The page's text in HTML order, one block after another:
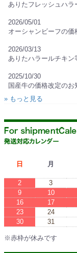
ありたフレッシュハラ
2026/05/01
オーシャンビーフの
2026/03/13
ありたハラールチキ
2025/10/30
国産牛の価格改定の
» もっと見る
日
月
2
3
9
10
16
17
23
24
30
31
※赤枠が休みです